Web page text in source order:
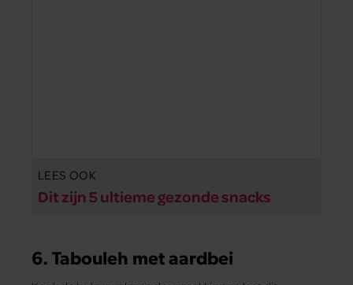
LEES OOK
Dit zijn 5 ultieme gezonde snacks
6. Tabouleh met aardbei